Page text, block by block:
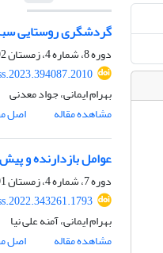
گردشگری روستایی
دوره 8، شماره 4، زمستان 1402، صفحه
بهرام ایمانی، جواد معدنی
مشاهده مقاله
اصل
عوامل بازدارنده و
دوره 7، شماره 4، زمستان 1401، صفحه
بهرام ایمانی، آمنه علی نیا
مشاهده مقاله
اصل